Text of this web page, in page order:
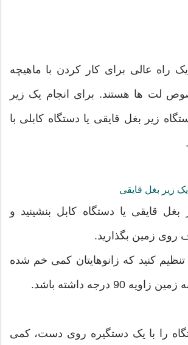
راه عالی برای کار کردن با ماهیچه
لت ها هستند. برای انجام یک زیر
زیر بغل قایقی یا دستگاه کابلی با
زیر بغل قایقی
قایقی یا دستگاه کابل بنشینید و
روی زمین بگذارید.
کنید که زانوهایتان کمی خم شده
90 درجه داشته باشد.
را با یک دستگیره روی دست، کمی